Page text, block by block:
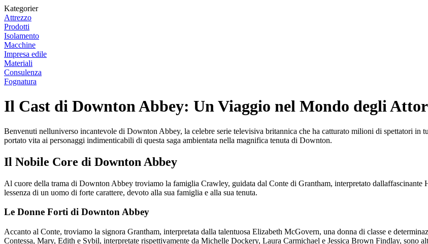
Kategorier
Attrezzo
Prodotti
Isolamento
Macchine
Impresa edile
Materiali
Consulenza
Fognatura
Il Cast di Downton Abbey: Un Viaggio nel Mondo degli
Benvenuti nelluniverso incantevole di Downton Abbey, la celebre serie televisiva britannica che ha catturato milioni di spettatori in
portato vita ai personaggi indimenticabili di questa saga ambientata nella magnifica tenuta di Downton.
Il Nobile Core di Downton Abbey
Al cuore della trama di Downton Abbey troviamo la famiglia Crawley, guidata dal Conte di Grantham, interpretato
lessenza di un uomo di forte carattere, devoto alla sua famiglia e alla sua tenuta.
Le Donne Forti di Downton Abbey
Accanto al Conte, troviamo la signora Grantham, interpretata dalla talentuosa Elizabeth McGovern, una donna di classe e
Contessa, Mary, Edith e Sybil, interpretate rispettivamente da Michelle Dockery, Laura Carmichael e Jessica Brown Findlay, sono